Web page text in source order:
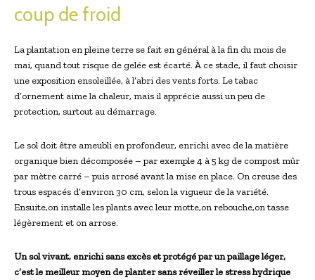
coup de froid
La plantation en pleine terre se fait en général à la fin du mois de
mai, quand tout risque de gelée est écarté. À ce stade, il faut choisir
une exposition ensoleillée, à l’abri des vents forts. Le tabac
d’ornement aime la chaleur, mais il apprécie aussi un peu de
protection, surtout au démarrage.
Le sol doit être ameubli en profondeur, enrichi avec de la matière
organique bien décomposée – par exemple 4 à 5 kg de compost mûr
par mètre carré – puis arrosé avant la mise en place. On creuse des
trous espacés d’environ 30 cm, selon la vigueur de la variété.
Ensuite,on installe les plants avec leur motte,on rebouche,on tasse
légèrement et on arrose.
Un sol vivant, enrichi sans excès et protégé par un paillage léger,
c’est le meilleur moyen de planter sans réveiller le stress hydrique